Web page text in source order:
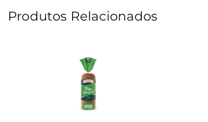
Especificações e Composição
O Pão Nutrella 100 Integral é produzido com
combinação perfeita de nutrição e paladar, ideal
Produtos Relacionados